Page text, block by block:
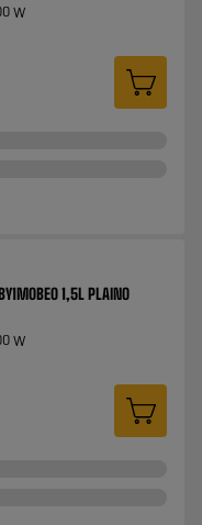
W
1,5L PLAINO
W